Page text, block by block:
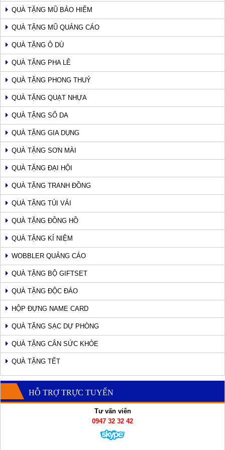
QUÀ TẶNG MŨ BẢO HIỂM
QUÀ TẶNG MŨ QUẢNG CÁO
QUÀ TẶNG Ô DÙ
QUÀ TẶNG PHA LÊ
QUÀ TẶNG PHONG THUỶ
QUÀ TẶNG QUẠT NHỰA
QUÀ TẶNG SỔ DA
QUÀ TẶNG GIA DỤNG
QUÀ TẶNG SƠN MÀI
QUÀ TẶNG ĐẠI HỘI
QUÀ TẶNG TRANH ĐỒNG
QUÀ TẶNG TÚI VẢI
QUÀ TẶNG ĐỒNG HỒ
QUÀ TẶNG KỈ NIỆM
WOBBLER QUẢNG CÁO
QUÀ TẶNG BỘ GIFTSET
QUÀ TẶNG ĐỘC ĐÁO
HỘP ĐỰNG NAME CARD
QUÀ TẶNG SẠC DỰ PHÒNG
QUÀ TẶNG CÂN SỨC KHỎE
QUÀ TẶNG TẾT
HỖ TRỢ TRỰC TUYẾN
Tư vấn viên
0947 32 32 42